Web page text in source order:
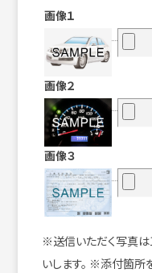
画像１
画像２
画像３
※送信いただく写真
いします。 ※添付箇所